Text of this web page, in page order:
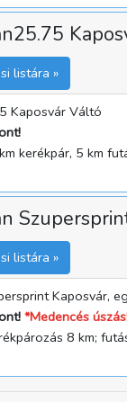
listára »
Kaposvár Váltó
kerékpár, 5 km
listára »
Kaposvár,
*Medencés
8 km;